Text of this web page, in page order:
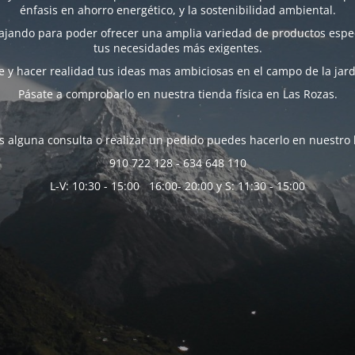
énfasis en ahorro energético, y la sostenibilidad ambiental.
para poder ofrecer una amplia variedad de productos
tus necesidades más exigentes.
y hacer realidad tus ideas mas ambiciosas en el campo de la
Pásate a comprobarlo en nuestra tienda física en Las Rozas.
alguna consulta o realizar un pedido puedes hacerlo en nuestro
910 722 128 - 634 648 110
L-V: 10:30 - 15:00 16:00- 20:00 y S: 11:30 - 15:00